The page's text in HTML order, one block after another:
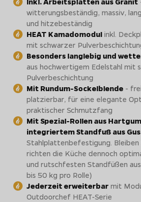
witterungsbeständig, massiv,
und hitzebeständig
HEAT Kamadomodul inkl.
mit schwarzer
Besonders langlebig und
aus hochwertigem Edelstahl mit
Pulverbeschichtung
Mit Rundum-Sockelblende -
platzierbar, für eine elegante
praktischer Schmutzfang
Mit Spezial-Rollen aus
integriertem Standfuß aus
Stahlplattenbefestigung. Bleiben
richten die Küche dennoch
und rutschfesten Standfüßen
bis 50 kg pro Rolle)
Jederzeit erweiterbar mit
Outdoorchef HEAT-Serie